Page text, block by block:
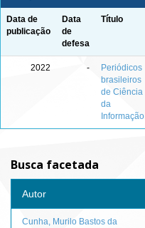
Data de
publicação
Data
de
defesa
Título
2022 -
Periódicos
brasileiros
de Ciência
da
Informação
Busca facetada
Autor
Cunha, Murilo Bastos da